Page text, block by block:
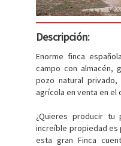
Descripción:
Enorme finca
campo con almacén,
pozo natural
agrícola en venta en el
¿Quieres producir tu
increíble propiedad es
esta gran Finca